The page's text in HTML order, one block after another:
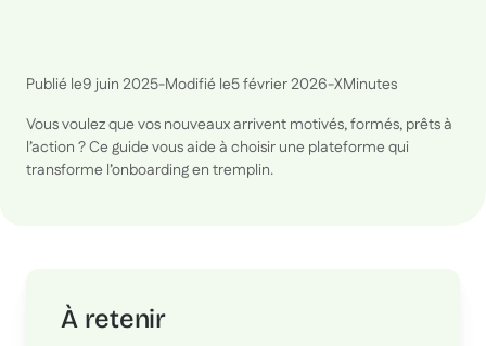
Publié le9 juin 2025-Modifié le5 février 2026-XMinutes
Vous voulez que vos nouveaux arrivent motivés, formés, prêts à
l’action ? Ce guide vous aide à choisir une plateforme qui
transforme l’onboarding en tremplin.
À retenir